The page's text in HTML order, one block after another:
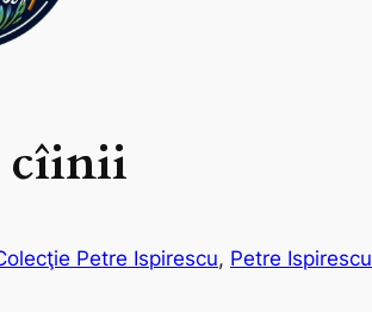
cîinii
Petre Ispirescu, Petre Ispirescu